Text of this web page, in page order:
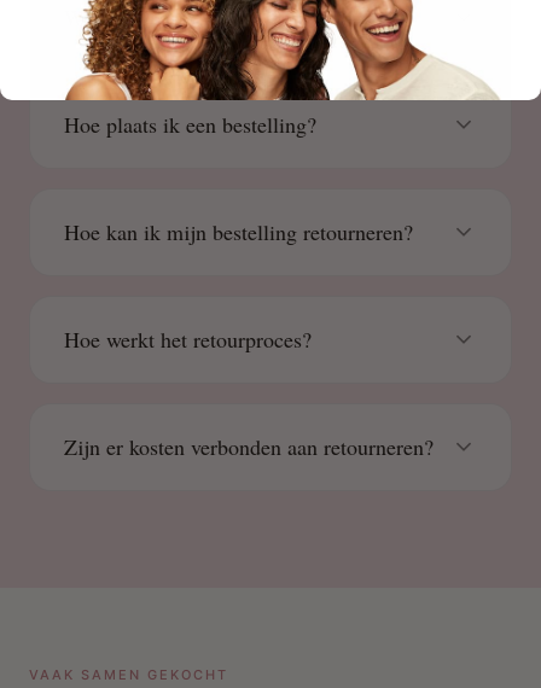
Waar is Beauty Source gevestigd?
Hoe plaats ik een bestelling?
Hoe kan ik mijn bestelling retourneren?
Hoe werkt het retourproces?
Zijn er kosten verbonden aan retourneren?
VAAK SAMEN GEKOCHT